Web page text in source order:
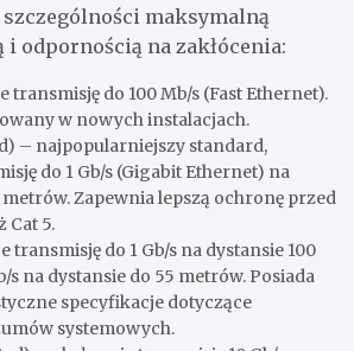
maksymalną
odpornością na zakłócenia:
transmisję do 100 Mb/s (Fast Ethernet).
w nowych instalacjach.
– najpopularniejszy standard,
do 1 Gb/s (Gigabit Ethernet) na
metrów. Zapewnia lepszą ochronę przed
Cat 5.
transmisję do 1 Gb/s na dystansie 100
s na dystansie do 55 metrów. Posiada
specyfikacje dotyczące
systemowych.